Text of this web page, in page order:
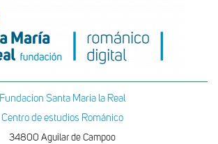
Fundacion Santa Maria la Real
Centro de estudios Románico
34800 Aguilar de Campoo